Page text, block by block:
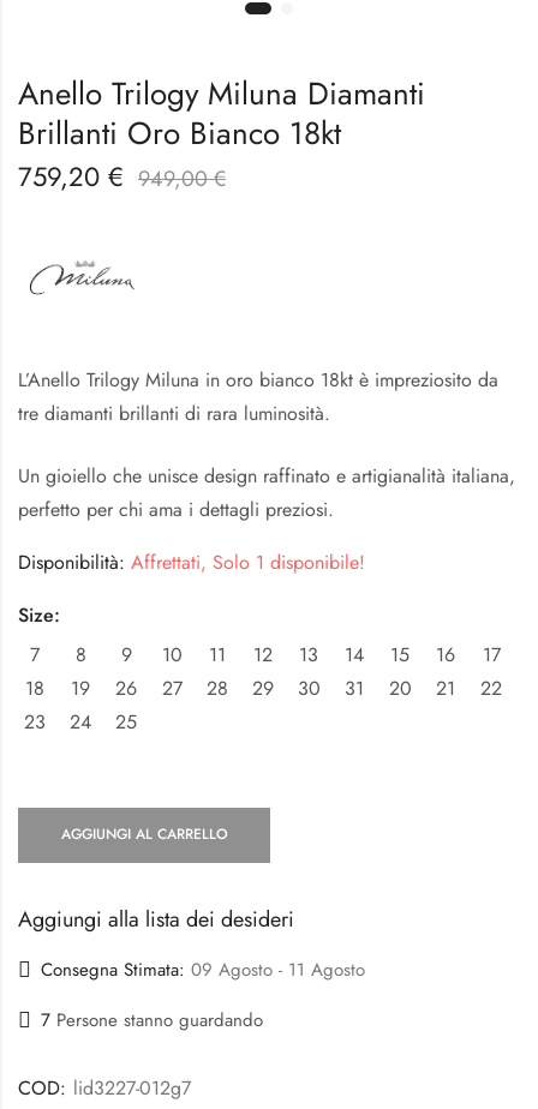
Anello Trilogy Miluna Diamanti
Brillanti Oro Bianco 18kt
759,20 € 949,00€
L’Anello Trilogy Miluna in oro bianco 18kt è impreziosito da
tre diamanti brillanti di rara luminosità.
Un gioiello che unisce design raffinato e artigianalità italiana,
perfetto per chi ama i dettagli preziosi.
Disponibilità: Affrettati, Solo 1 disponibile!
Size:
7
8 9 10 11 12 13 14 15 16
17
18
19 26 27 28 29 30 31 20 21
22
23
24 25
AGGIUNGI AL CARRELLO
Aggiungi alla lista dei desideri
Consegna Stimata: 09 Agosto - 11 Agosto
7 Persone stanno guardando
COD: lid3227-012g7